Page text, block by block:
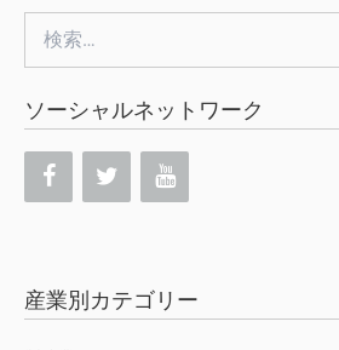
索:
ソーシャルネットワーク
産業別カテゴリー